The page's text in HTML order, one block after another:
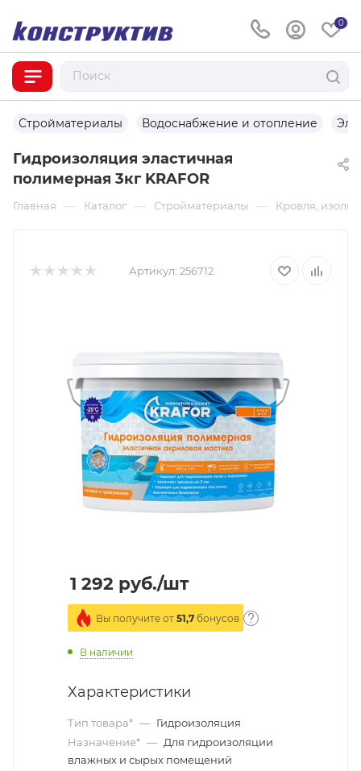
0
Стройматериалы Водоснабжение и отопление
Гидроизоляция эластичная
полимерная 3кг KRAFOR
Главная — Каталог — Стройматериалы — Кровля,
Артикул: 256712
1 292 руб./шт
Вы получите от 51,7 бонусов
В наличии
Характеристики
Тип товара* — Гидроизоляция
Назначение* — Для гидроизоляции
влажных и сырых помещений